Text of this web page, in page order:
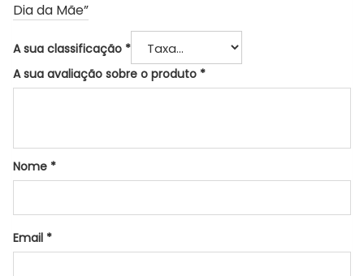
Dia da Mãe”
A sua classificação *
A sua avaliação sobre o produto *
Nome *
Email *